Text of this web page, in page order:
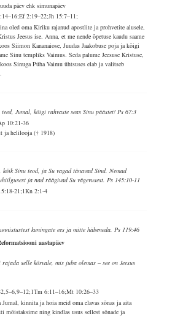
päev ehk simunapäev
2:19–22;Jh 15:7–11;
oled oma Kiriku rajanud apostlite ja prohvetite alusele,
Jeesus ise. Anna, et me nende õpetuse kaudu saame
Siimon Kananaiose, Juudas Jaakobuse poja ja kõigi
Sinu templiks Vaimus. Seda palume Jeesuse Kristuse,
Sinuga Püha Vaimu ühtsuses elab ja valitseb
Jumal, kõigi rahvaste seas Sinu päästet! Ps 67:3
10:21-36
ja helilooja († 1918)
Sinu teod, ja Su vagad tänavad Sind. Nemad
ja nad räägivad Su vägevusest. Ps 145:10-11
21;1Kn 2:1-4
kuningate ees ja mitte häbeneda. Ps 119:46
aastapäev
selle kõrvale, mis juba olemas – see on Jeesus
6:11–16;Mt 10:26–33
Jumal, kinnita ja hoia meid oma elavas sõnas ja aita
mõistaksime ning kindlas usus sellest sõnade ja